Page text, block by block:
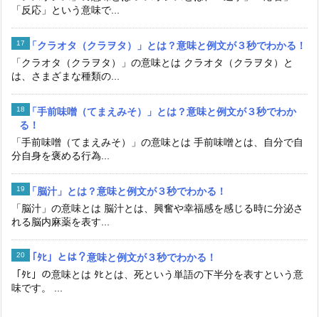
「反応」という意味で...
「クラオタ（クラヲタ）」とは？意味と例文が３秒でわかる！
「クラオタ（クラヲタ）」の意味とは クラオタ（クラヲタ）と
は、さまざまな種類の...
「手前味噌（てまえみそ）」とは？意味と例文が３秒でわか
る！
「手前味噌（てまえみそ）」の意味とは 手前味噌とは、自分で自
分自身を褒める行為...
「脳汁」とは？意味と例文が３秒でわかる！
「脳汁」の意味とは 脳汁とは、興奮や幸福感を感じる時に分泌さ
れる脳内麻薬を表す...
「ﾀﾋ」とは？意味と例文が３秒でわかる！
「ﾀﾋ」の意味とは ﾀﾋとは、死という単語の下半分を表すという意
味です。 ...